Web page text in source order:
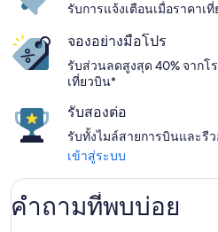
รับการแจ้งเตือนเมื่อราคา
จองอย่างมือโปร
รับส่วนลดสูงสุด 40% จากโ
เที่ยวบิน*
รับสองต่อ
รับทั้งไมล์สายการบินและรี
เข้าสู่ระบบ
คำถามที่พบบ่อย